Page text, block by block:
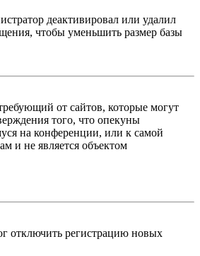
деактивировал или удалил
чтобы уменьшить размер базы
от сайтов, которые могут
того, что опекуны
на конференции, или к самой
и не является объектом
отключить регистрацию новых